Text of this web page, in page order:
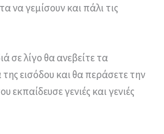
να γεμίσουν και πάλι τις
σε λίγο θα ανεβείτε τα
εισόδου και θα περάσετε την
εκπαίδευσε γενιές και γενιές